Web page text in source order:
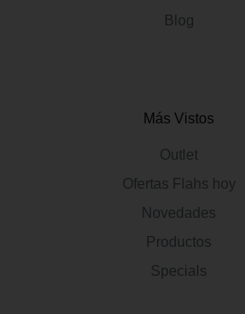
Blog
Más Vistos
Outlet
Ofertas Flahs hoy
Novedades
Productos
Specials